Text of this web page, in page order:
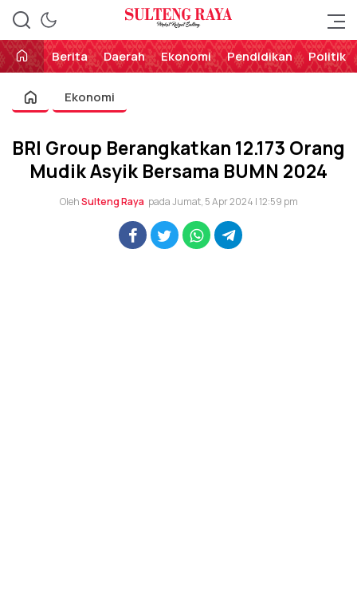
Sulteng Raya
Perekat Rakyat Sulteng
Berita
Daerah Ekonomi Pendidikan Politik
Ekonomi
BRI Group Berangkatkan 12.173 Orang
Mudik Asyik Bersama BUMN 2024
OlehSulteng Raya pada Jumat, 5 Apr 2024 | 12:59 pm